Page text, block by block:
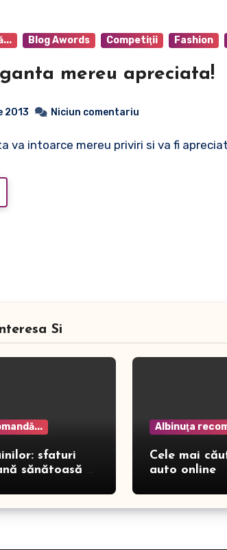
Blog Awords Competiţii Fashion
mereu apreciata!
2013 Niciun comentariu
va intoarce mereu priviri si va fi
Si
sfaturi
sănătoasă și
Albinuţa
Cele mai
auto online